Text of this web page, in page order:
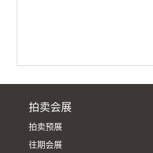
拍卖会展
拍卖预展
往期会展